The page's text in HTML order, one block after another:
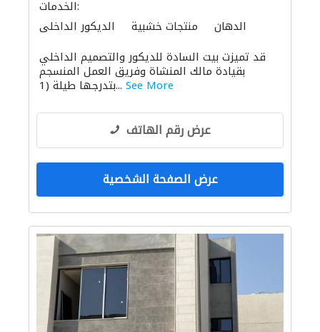
الخدمات:
الديكور الداخلي
منتجات خشبية الدهان
قد تميزت بيت السادة للديكور والتصميم الداخلي
بقيادة مالك المنشاة وفريق العمل المنسجم
بتدرجها طيلة (1... See More
عرض رقم الهاتف
عرض الصفحة الشخصية